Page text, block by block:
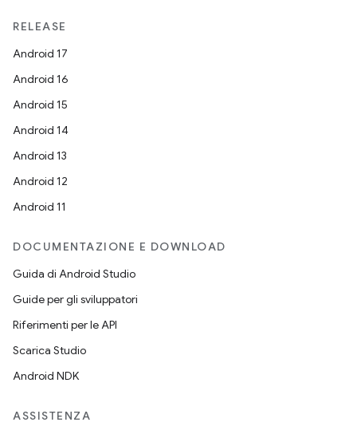
RELEASE
Android 17
Android 16
Android 15
Android 14
Android 13
Android 12
Android 11
DOCUMENTAZIONE E DOWNLOAD
Guida di Android Studio
Guide per gli sviluppatori
Riferimenti per le API
Scarica Studio
Android NDK
ASSISTENZA